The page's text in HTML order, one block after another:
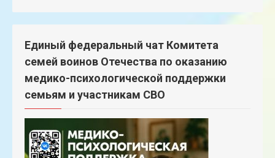
Единый федеральный чат Комитета
семей воинов Отечества по оказанию
медико-психологической поддержки
семьям и участникам СВО